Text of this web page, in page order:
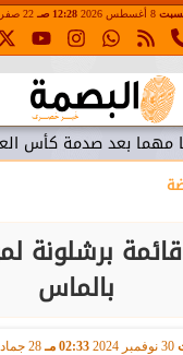
8 أغسطس 2026 12:28 صـ 22 صفر 1448
صدمة كأس العالم
برشلونة
بالماس
02:33 مـ 28 جمادى أول 1446